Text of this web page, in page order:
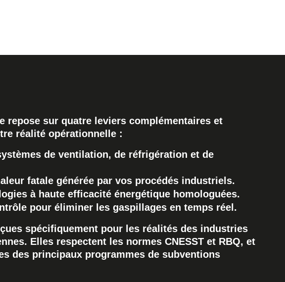
repose sur quatre leviers complémentaires et
réalité opérationnelle :
de ventilation, de réfrigération et de
fatale générée par vos procédés industriels.
à haute efficacité énergétique homologuées.
pour éliminer les gaspillages en temps réel.
spécifiquement pour les réalités des industries
Elles respectent les normes CNESST et RBQ, et
des principaux programmes de subventions